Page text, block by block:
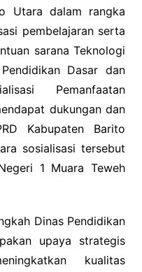
Utara dalam rangka
pembelajaran serta
sarana Teknologi
Dasar dan
Pemanfaatan
dukungan dan
Kabupaten Barito
sosialisasi tersebut
1 Muara Teweh
Dinas Pendidikan
upaya strategis
kualitas